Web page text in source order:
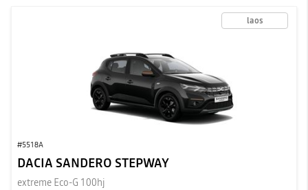
laos
#5518A
DACIA SANDERO STEPWAY
extreme Eco-G 100hj